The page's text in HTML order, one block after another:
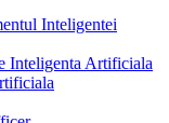
Inteligentei
Inteligenta Artificiala